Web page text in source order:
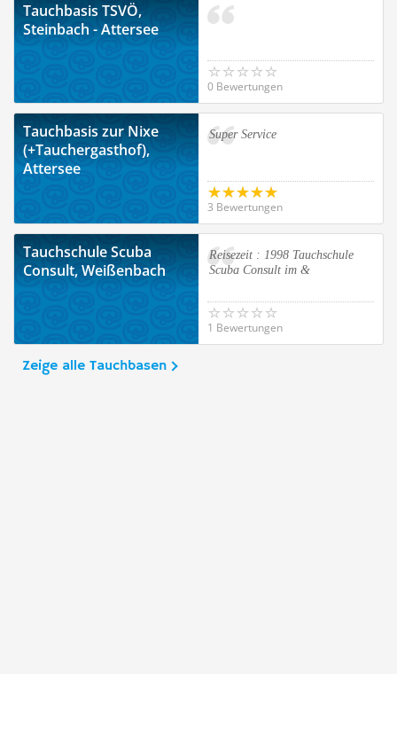
Tauchbasis TSVÖ,
Steinbach - Attersee
0 Bewertungen
Tauchbasis zur Nixe
(+Tauchergasthof),
Attersee
Super Service
3 Bewertungen
Tauchschule Scuba
Consult, Weißenbach
Reisezeit : 1998 Tauchschule
Scuba Consult im &
1 Bewertungen
Zeige alle Tauchbasen